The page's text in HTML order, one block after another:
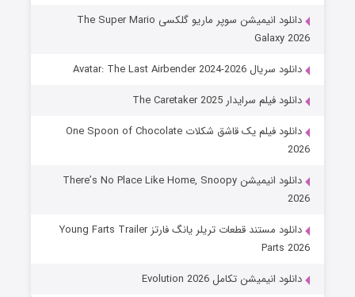
دانلود انیمیشن سوپر ماریو گلکسی The Super Mario
Galaxy 2026
دانلود سریال Avatar: The Last Airbender 2024-2026
دانلود فیلم سرایدار The Caretaker 2025
دانلود فیلم یک قاشق شکلات One Spoon of Chocolate
2026
دانلود انیمیشن There’s No Place Like Home, Snoopy
2026
دانلود مستند قطعات تریلر یانگ فارتز Young Farts Trailer
Parts 2026
دانلود انیمیشن تکامل Evolution 2026